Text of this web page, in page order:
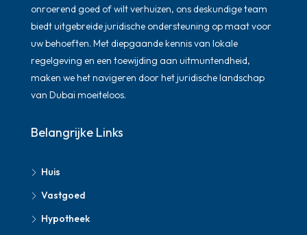
onroerend goed of wilt verhuizen, ons deskundige team
biedt uitgebreide juridische ondersteuning op maat voor
uw behoeften. Met diepgaande kennis van lokale
regelgeving en een toewijding aan uitmuntendheid,
maken we het navigeren door het juridische landschap
van Dubai moeiteloos.
Belangrijke Links
Huis
Vastgoed
Hypotheek